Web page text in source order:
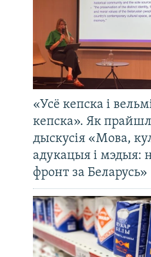
«Усё кепска і
кепска». Як
дыскусія «Мова,
адукацыя і мэдыя:
фронт за Беларусь»